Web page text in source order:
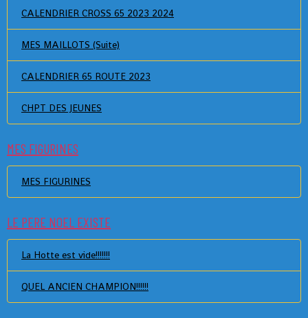
CALENDRIER CROSS 65 2023 2024
MES MAILLOTS (Suite)
CALENDRIER 65 ROUTE 2023
CHPT DES JEUNES
MES FIGURINES
MES FIGURINES
LE PERE NOEL EXISTE
La Hotte est vide!!!!!!!
QUEL ANCIEN CHAMPION!!!!!!